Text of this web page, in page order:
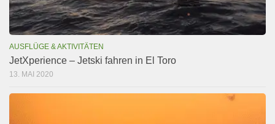
AUSFLÜGE & AKTIVITÄTEN
JetXperience – Jetski fahren in El Toro
13. MAI 2020